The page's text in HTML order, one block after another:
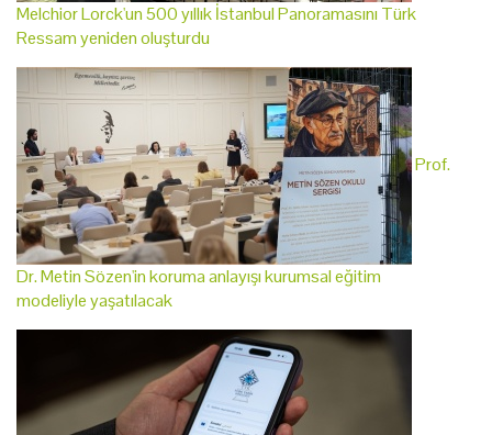
Melchior Lorck'un 500 yıllık İstanbul Panoramasını Türk
Ressam yeniden oluşturdu
Prof.
Dr. Metin Sözen'in koruma anlayışı kurumsal eğitim
modeliyle yaşatılacak